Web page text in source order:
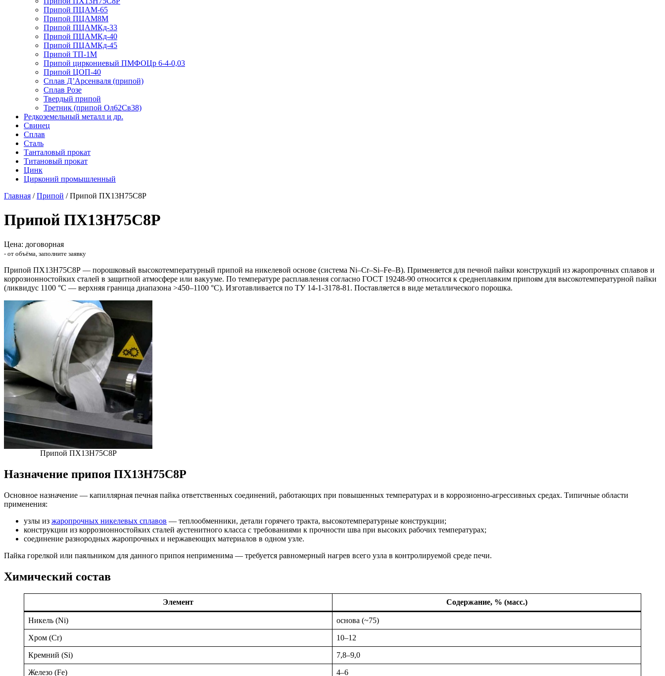
Припой ПЦАМ-65
Припой ПЦАМ8М
Припой ПЦАМКд-33
Припой ПЦАМКд-40
Припой ПЦАМКд-45
Припой ТП-1М
Припой циркониевый ПМФОЦр 6-4-0,03
Припой ЦОП-40
Сплав Д’Арсенваля (припой)
Сплав Розе
Твердый припой
Третник (припой Ол62Св38)
Редкоземельный металл и др.
Свинец
Сплав
Сталь
Танталовый прокат
Титановый прокат
Цинк
Цирконий промышленный
Главная /Припой /Припой ПХ13Н75С8Р
Припой ПХ13Н75С8Р
Цена: договорная
- от объёма, заполните заявку
Припой ПХ13Н75С8Р — порошковый высокотемпературный припой на никелевой основе (система Ni–Cr–Si–Fe–B). Применяется для печной пайки конструкций из жаропрочных сплавов и
коррозионностойких сталей в защитной атмосфере или вакууме. По температуре расплавления согласно ГОСТ 19248-90 относится к среднеплавким припоям для высокотемпературной пайки
(ликвидус 1100 °С — верхняя граница диапазона >450–1100 °С). Изготавливается по ТУ 14-1-3178-81. Поставляется в виде металлического порошка.
Припой ПХ13Н75С8Р
Назначение припоя ПХ13Н75С8Р
Основное назначение — капиллярная печная пайка ответственных соединений, работающих при повышенных температурах и в коррозионно-агрессивных средах. Типичные области
применения:
узлы из жаропрочных никелевых сплавов — теплообменники, детали горячего тракта, высокотемпературные конструкции;
конструкции из коррозионностойких сталей аустенитного класса с требованиями к прочности шва при высоких рабочих температурах;
соединение разнородных жаропрочных и нержавеющих материалов в одном узле.
Пайка горелкой или паяльником для данного припоя неприменима — требуется равномерный нагрев всего узла в контролируемой среде печи.
Химический состав
Элемент Содержание, % (масс.)
Никель (Ni) основа (~75)
Хром (Cr) 10–12
Кремний (Si) 7,8–9,0
Железо (Fe) 4–6